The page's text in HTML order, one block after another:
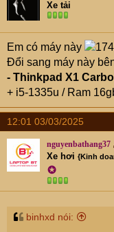
Xe tải
Em có máy này
Đổi sang máy này
- Thinkpad X1
+ i5-1335u / Ram
12:01 03/03/2025
nguyenbathang37
Xe hơi {Kinh
✪
binhxd nói: